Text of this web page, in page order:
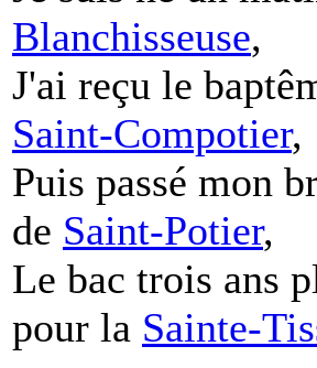
Blanchisseuse,
J'ai reçu le
Saint-Compotier,
Puis passé mon
de Saint-Potier,
Le bac trois ans
pour la Sainte-